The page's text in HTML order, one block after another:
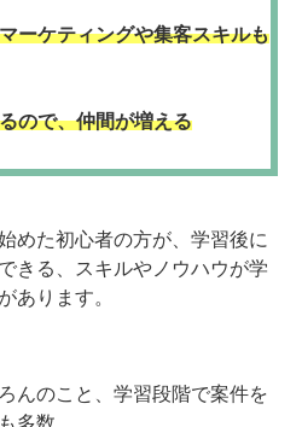
ーケティングや集客スキルも
ので、仲間が増える
めた初心者の方が、学習後に
きる、スキルやノウハウが学
あります。
んのこと、学習段階で案件を
多数。